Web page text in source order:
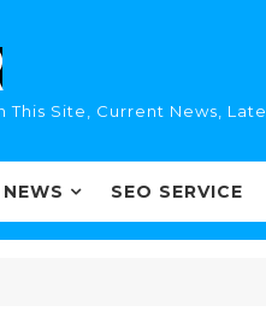
Site, Current News,
SEO SERVICE